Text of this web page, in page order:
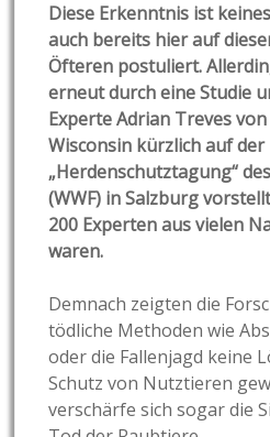
Diese Erkenntnis ist
auch bereits hier auf
Öfteren postuliert.
erneut durch eine Studie
Experte Adrian Treves
Wisconsin kürzlich auf der
„Herdenschutztagung“
(WWF) in Salzburg
200 Experten aus vielen
waren.
Demnach zeigten die
tödliche Methoden wie
oder die Fallenjagd keine
Schutz von Nutztieren
verschärfe sich sogar die